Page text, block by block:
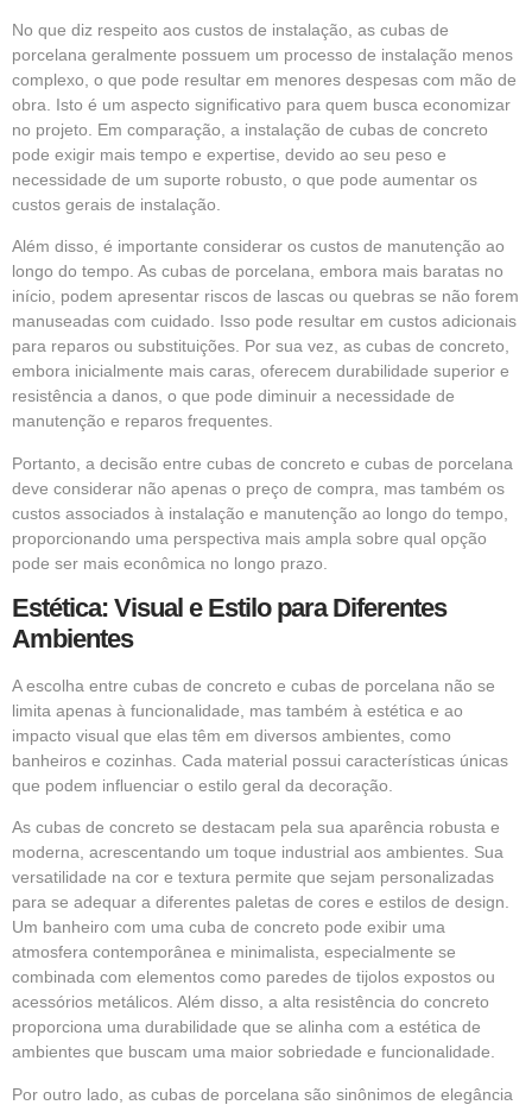
No que diz respeito aos custos de instalação, as cubas de
porcelana geralmente possuem um processo de instalação menos
complexo, o que pode resultar em menores despesas com mão de
obra. Isto é um aspecto significativo para quem busca economizar
no projeto. Em comparação, a instalação de cubas de concreto
pode exigir mais tempo e expertise, devido ao seu peso e
necessidade de um suporte robusto, o que pode aumentar os
custos gerais de instalação.
Além disso, é importante considerar os custos de manutenção ao
longo do tempo. As cubas de porcelana, embora mais baratas no
início, podem apresentar riscos de lascas ou quebras se não forem
manuseadas com cuidado. Isso pode resultar em custos adicionais
para reparos ou substituições. Por sua vez, as cubas de concreto,
embora inicialmente mais caras, oferecem durabilidade superior e
resistência a danos, o que pode diminuir a necessidade de
manutenção e reparos frequentes.
Portanto, a decisão entre cubas de concreto e cubas de porcelana
deve considerar não apenas o preço de compra, mas também os
custos associados à instalação e manutenção ao longo do tempo,
proporcionando uma perspectiva mais ampla sobre qual opção
pode ser mais econômica no longo prazo.
Estética: Visual e Estilo para Diferentes
Ambientes
A escolha entre cubas de concreto e cubas de porcelana não se
limita apenas à funcionalidade, mas também à estética e ao
impacto visual que elas têm em diversos ambientes, como
banheiros e cozinhas. Cada material possui características únicas
que podem influenciar o estilo geral da decoração.
As cubas de concreto se destacam pela sua aparência robusta e
moderna, acrescentando um toque industrial aos ambientes. Sua
versatilidade na cor e textura permite que sejam personalizadas
para se adequar a diferentes paletas de cores e estilos de design.
Um banheiro com uma cuba de concreto pode exibir uma
atmosfera contemporânea e minimalista, especialmente se
combinada com elementos como paredes de tijolos expostos ou
acessórios metálicos. Além disso, a alta resistência do concreto
proporciona uma durabilidade que se alinha com a estética de
ambientes que buscam uma maior sobriedade e funcionalidade.
Por outro lado, as cubas de porcelana são sinônimos de elegância